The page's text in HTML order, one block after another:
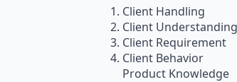
Client Handling
Client Understanding
Client Requirement
Client Behavior
Product Knowledge